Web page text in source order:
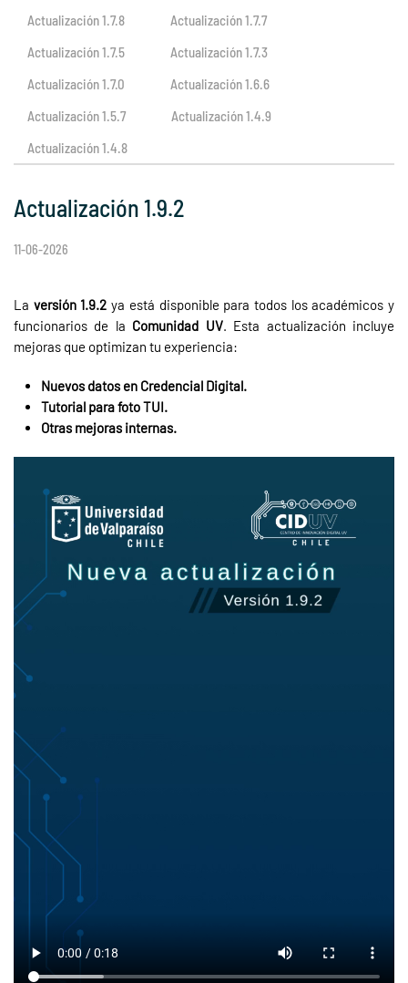
Actualización 1.7.8
Actualización 1.7.7
Actualización 1.7.5
Actualización 1.7.3
Actualización 1.7.0
Actualización 1.6.6
Actualización 1.5.7
Actualización 1.4.9
Actualización 1.4.8
Actualización 1.9.2
11-06-2026
La versión 1.9.2 ya está disponible para todos los académicos y
funcionarios de la Comunidad UV. Esta actualización incluye
mejoras que optimizan tu experiencia:
Nuevos datos en Credencial Digital.
Tutorial para foto TUI.
Otras mejoras internas.